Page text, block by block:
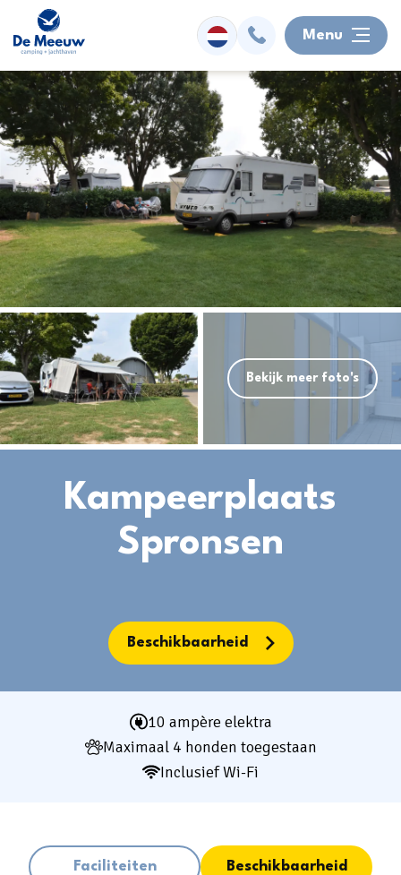
Menu
Overnachten
Faciliteiten
Watersport
Omgeving
Activiteiten
Informatie
Huren
Kamperen
Contact
Mijn de Meeuw
Bekijk meer foto's
Kampeerplaats
Spronsen
Beschikbaarheid
10 ampère elektra
Maximaal 4 honden toegestaan
Inclusief Wi-Fi
Faciliteiten Beschikbaarheid